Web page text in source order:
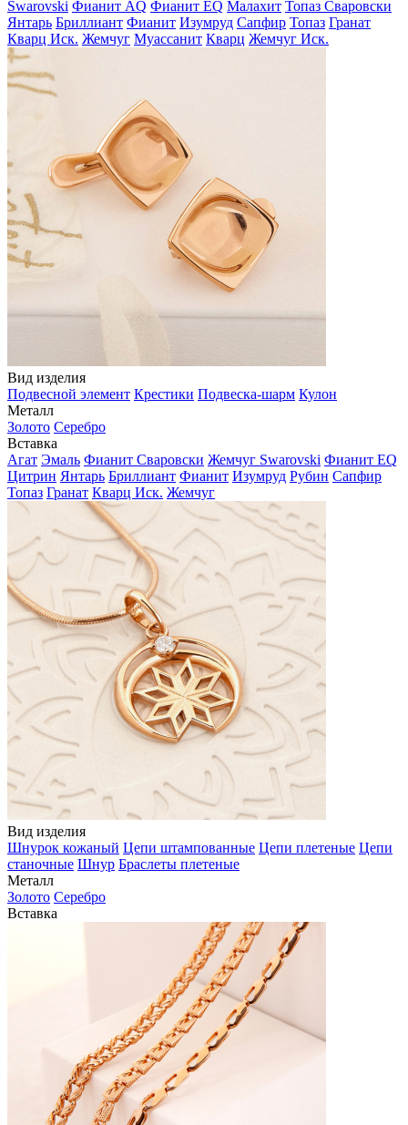
Swarovski Фианит AQ Фианит EQ Малахит Топаз Сваровски
Янтарь Бриллиант Фианит Изумруд Сапфир Топаз Гранат
Кварц Иск. Жемчуг Муассанит Кварц Жемчуг Иск.
Вид изделия
Подвесной элемент Крестики Подвеска-шарм Кулон
Металл
Золото Серебро
Вставка
Агат Эмаль Фианит Сваровски Жемчуг Swarovski Фианит EQ
Цитрин Янтарь Бриллиант Фианит Изумруд Рубин Сапфир
Топаз Гранат Кварц Иск. Жемчуг
Вид изделия
Шнурок кожаный Цепи штампованные Цепи плетеные Цепи
станочные Шнур Браслеты плетеные
Металл
Золото Серебро
Вставка